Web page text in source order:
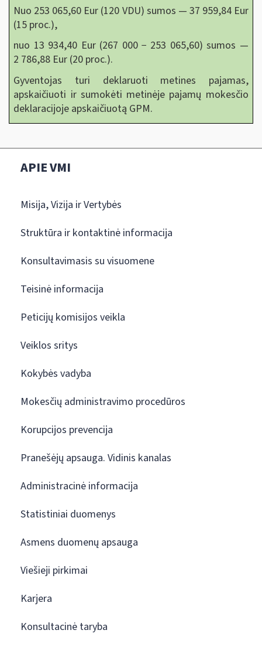
Nuo 253 065,60 Eur (120 VDU) sumos — 37 959,84 Eur
(15 proc.),
nuo 13 934,40 Eur (267 000 − 253 065,60) sumos —
2 786,88 Eur (20 proc.).
Gyventojas turi deklaruoti metines pajamas,
apskaičiuoti ir sumokėti metinėje pajamų mokesčio
deklaracijoje apskaičiuotą GPM.
APIE VMI
Misija, Vizija ir Vertybės
Struktūra ir kontaktinė informacija
Konsultavimasis su visuomene
Teisinė informacija
Peticijų komisijos veikla
Veiklos sritys
Kokybės vadyba
Mokesčių administravimo procedūros
Korupcijos prevencija
Pranešėjų apsauga. Vidinis kanalas
Administracinė informacija
Statistiniai duomenys
Asmens duomenų apsauga
Viešieji pirkimai
Karjera
Konsultacinė taryba